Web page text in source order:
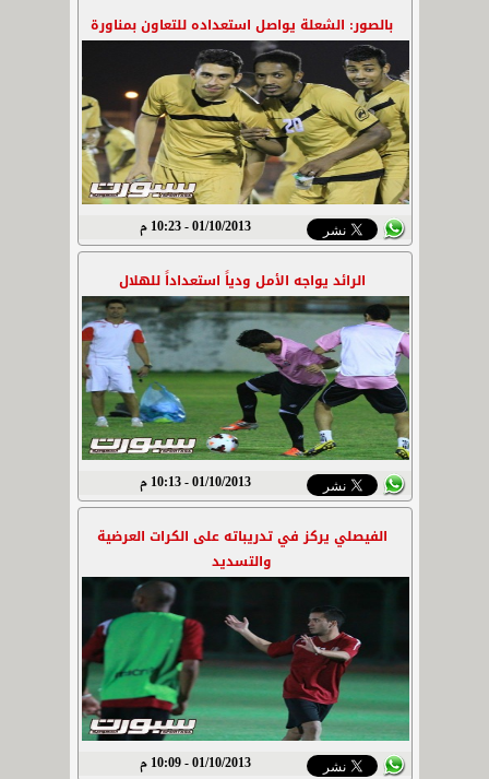
بالصور: الشعلة يواصل استعداده للتعاون بمناورة
01/10/2013 - 10:23 م
الرائد يواجه الأمل ودياً استعداداً للهلال
01/10/2013 - 10:13 م
الفيصلي يركز في تدريباته على الكرات العرضية
والتسديد
01/10/2013 - 10:09 م